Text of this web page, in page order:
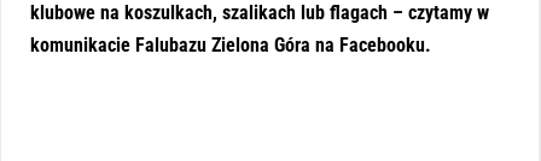
klubowe na koszulkach, szalikach lub flagach – czytamy w
komunikacie Falubazu Zielona Góra na Facebooku.